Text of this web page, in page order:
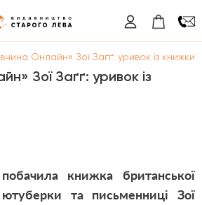
Онлайн» Зої Заґґ: уривок із книжки
Зої Заґґ: уривок із
книжка британської
та письменниці Зої